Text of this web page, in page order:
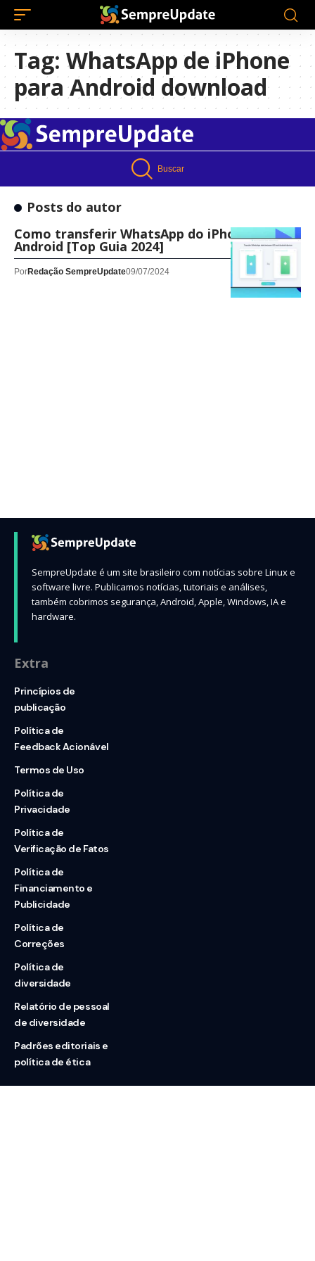
Tag: WhatsApp de iPhone
para Android download
Buscar
Posts do autor
Como transferir WhatsApp do iPhone para
Android [Top Guia 2024]
PorRedação SempreUpdate09/07/2024
SempreUpdate é um site brasileiro com notícias sobre Linux e
software livre. Publicamos notícias, tutoriais e análises,
também cobrimos segurança, Android, Apple, Windows, IA e
hardware.
Extra
Princípios de
publicação
Política de
Feedback Acionável
Termos de Uso
Política de
Privacidade
Política de
Verificação de Fatos
Política de
Financiamento e
Publicidade
Política de
Correções
Política de
diversidade
Relatório de pessoal
de diversidade
Padrões editoriais e
política de ética